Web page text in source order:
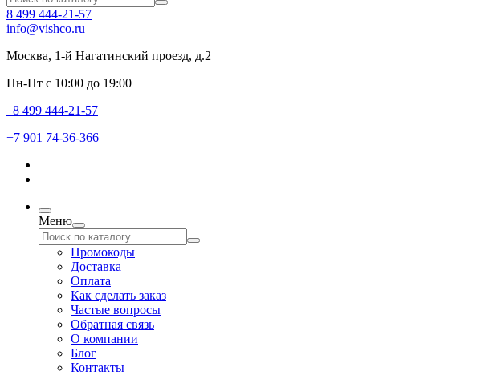
8 499 444-21-57
info@vishco.ru
Москва, 1-й Нагатинский проезд, д.2
Пн-Пт с 10:00 до 19:00
8 499 444-21-57
+7 901 74-36-366
Меню
Промокоды
Доставка
Оплата
Как сделать заказ
Частые вопросы
Обратная связь
О компании
Блог
Контакты